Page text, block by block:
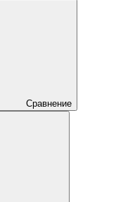
Сравнение